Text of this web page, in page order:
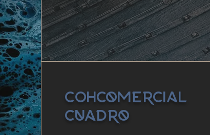
Cohcomercial
Cuadro